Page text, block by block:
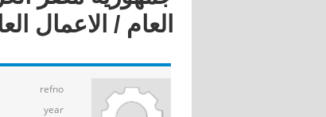
العام / الاعمال
refno
year